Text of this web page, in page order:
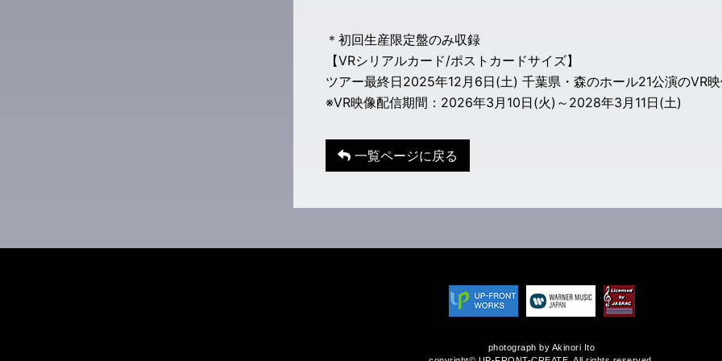
＊初回生産限定盤のみ収録
【VRシリアルカード/ポストカードサイズ】
ツアー最終日2025年12月6日(土) 千葉県・森のホール21公演のVR
※VR映像配信期間：2026年3月10日(火)～2028年3月11日(土)
一覧ページに戻る
photograph by Akinori Ito